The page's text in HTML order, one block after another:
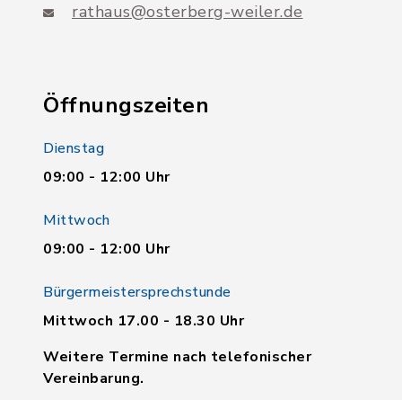
rathaus@osterberg-weiler.de
Öffnungszeiten
Dienstag
09:00 - 12:00 Uhr
Mittwoch
09:00 - 12:00 Uhr
Bürgermeistersprechstunde
Mittwoch 17.00 - 18.30 Uhr
Weitere Termine nach telefonischer
Vereinbarung.